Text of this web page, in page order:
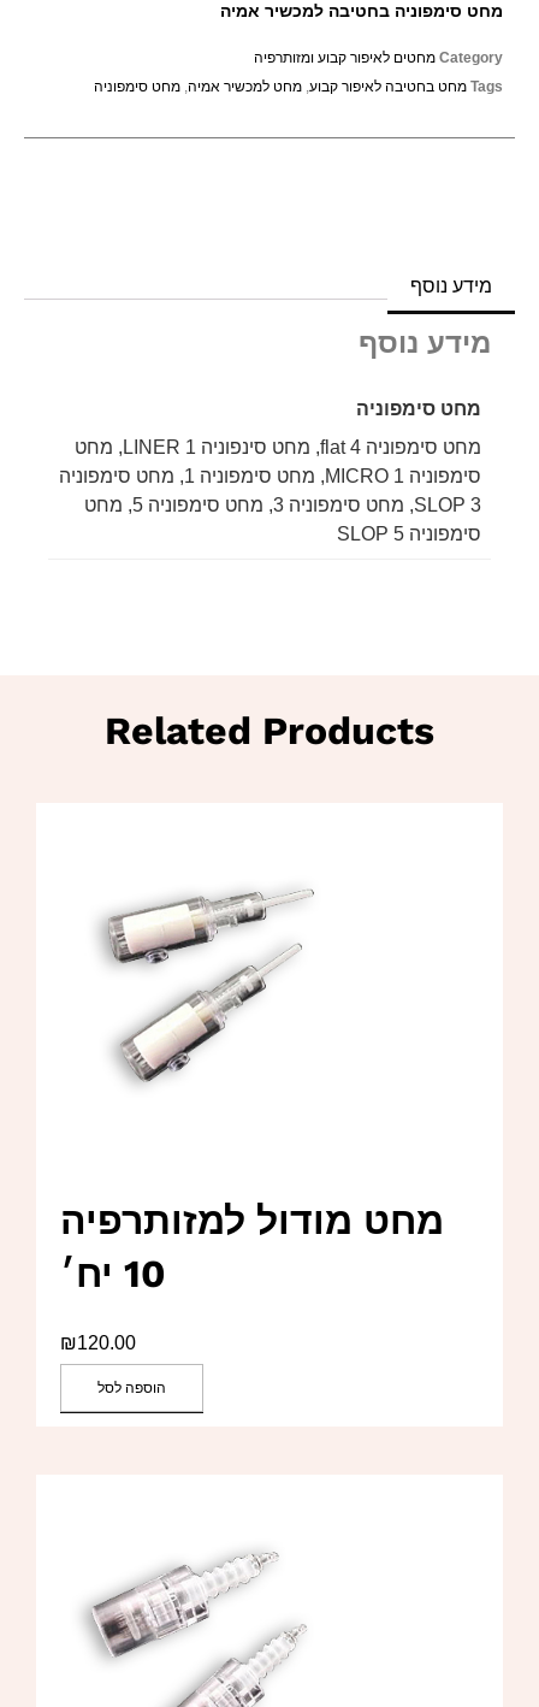
מחט סימפוניה בחטיבה למכשיר אמיה
Category מחטים לאיפור קבוע ומזותרפיה
Tags מחט בחטיבה לאיפור קבוע, מחט למכשיר אמיה, מחט סימפוניה
מידע נוסף
מידע נוסף
מחט סימפוניה
מחט סימפוניה flat 4, מחט סינפוניה LINER 1, מחט
סימפוניה MICRO 1, מחט סימפוניה 1, מחט סימפוניה
3 SLOP, מחט סימפוניה 3, מחט סימפוניה 5, מחט
סימפוניה 5 SLOP
Related Products
מחט מודול למזותרפיה
10 יח׳
₪120.00
הוספה לסל